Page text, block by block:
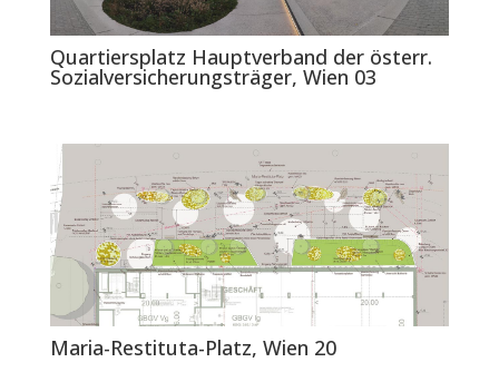
Quartiersplatz Hauptverband der österr.
Sozialversicherungsträger, Wien 03
Maria-Restituta-Platz, Wien 20